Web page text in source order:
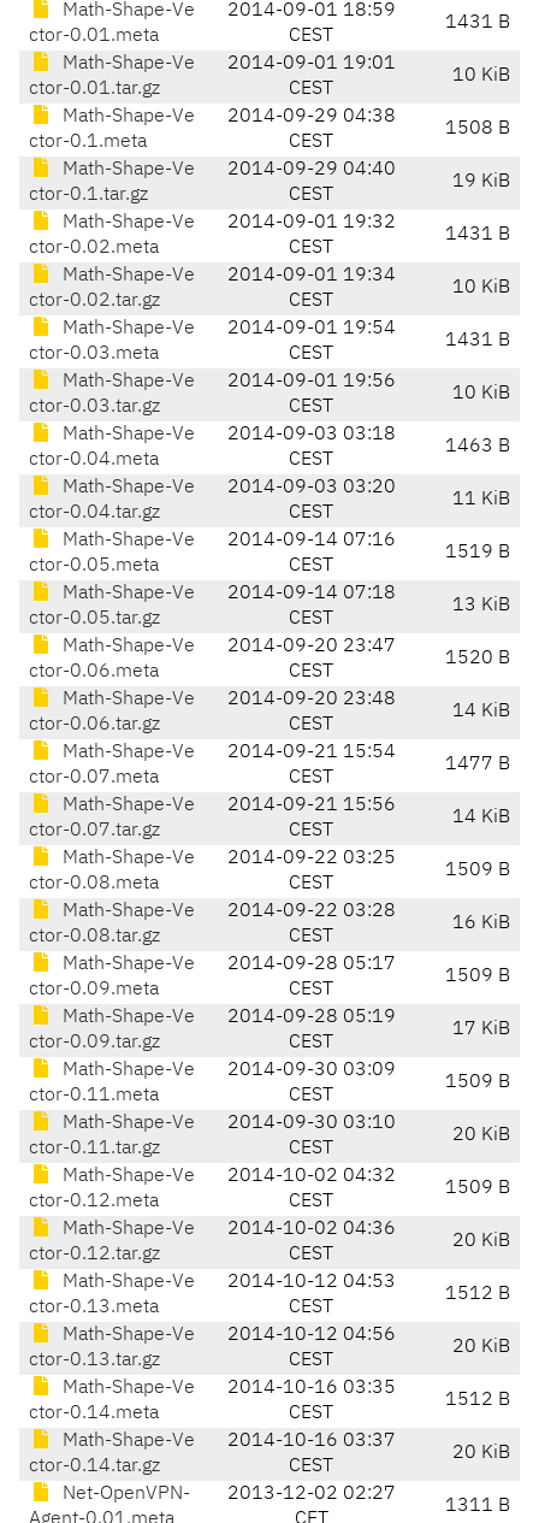
Math-Shape-Ve
ctor-0.01.meta
2014-09-01 18:59
CEST
1431 B
Math-Shape-Ve
ctor-0.01.tar.gz
2014-09-01 19:01
CEST
10 KiB
Math-Shape-Ve
ctor-0.1.meta
2014-09-29 04:38
CEST
1508 B
Math-Shape-Ve
ctor-0.1.tar.gz
2014-09-29 04:40
CEST
19 KiB
Math-Shape-Ve
ctor-0.02.meta
2014-09-01 19:32
CEST
1431 B
Math-Shape-Ve
ctor-0.02.tar.gz
2014-09-01 19:34
CEST
10 KiB
Math-Shape-Ve
ctor-0.03.meta
2014-09-01 19:54
CEST
1431 B
Math-Shape-Ve
ctor-0.03.tar.gz
2014-09-01 19:56
CEST
10 KiB
Math-Shape-Ve
ctor-0.04.meta
2014-09-03 03:18
CEST
1463 B
Math-Shape-Ve
ctor-0.04.tar.gz
2014-09-03 03:20
CEST
11 KiB
Math-Shape-Ve
ctor-0.05.meta
2014-09-14 07:16
CEST
1519 B
Math-Shape-Ve
ctor-0.05.tar.gz
2014-09-14 07:18
CEST
13 KiB
Math-Shape-Ve
ctor-0.06.meta
2014-09-20 23:47
CEST
1520 B
Math-Shape-Ve
ctor-0.06.tar.gz
2014-09-20 23:48
CEST
14 KiB
Math-Shape-Ve
ctor-0.07.meta
2014-09-21 15:54
CEST
1477 B
Math-Shape-Ve
ctor-0.07.tar.gz
2014-09-21 15:56
CEST
14 KiB
Math-Shape-Ve
ctor-0.08.meta
2014-09-22 03:25
CEST
1509 B
Math-Shape-Ve
ctor-0.08.tar.gz
2014-09-22 03:28
CEST
16 KiB
Math-Shape-Ve
ctor-0.09.meta
2014-09-28 05:17
CEST
1509 B
Math-Shape-Ve
ctor-0.09.tar.gz
2014-09-28 05:19
CEST
17 KiB
Math-Shape-Ve
ctor-0.11.meta
2014-09-30 03:09
CEST
1509 B
Math-Shape-Ve
ctor-0.11.tar.gz
2014-09-30 03:10
CEST
20 KiB
Math-Shape-Ve
ctor-0.12.meta
2014-10-02 04:32
CEST
1509 B
Math-Shape-Ve
ctor-0.12.tar.gz
2014-10-02 04:36
CEST
20 KiB
Math-Shape-Ve
ctor-0.13.meta
2014-10-12 04:53
CEST
1512 B
Math-Shape-Ve
ctor-0.13.tar.gz
2014-10-12 04:56
CEST
20 KiB
Math-Shape-Ve
ctor-0.14.meta
2014-10-16 03:35
CEST
1512 B
Math-Shape-Ve
ctor-0.14.tar.gz
2014-10-16 03:37
CEST
20 KiB
Net-OpenVPN-
2013-12-02 02:27
1311 B